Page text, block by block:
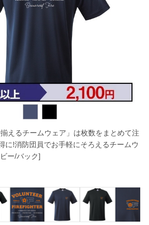
揃えるチームウェア」は枚数をまとめて注
に!消防団員でお手軽にそろえるチームウ
ー/バック]